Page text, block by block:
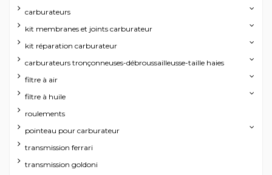
carburateurs
kit membranes et joints carburateur
kit réparation carburateur
carburateurs tronçonneuses-débroussailleusse-taille haies
filtre à air
filtre à huile
roulements
pointeau pour carburateur
transmission ferrari
transmission goldoni